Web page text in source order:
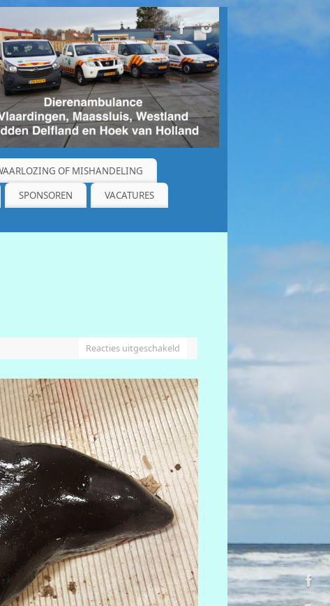
OF MISHANDELING
SPONSOREN
VACATURES
Reacties uitgeschakeld